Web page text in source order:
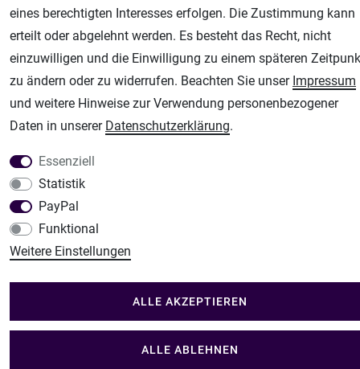
Fachhandel für: Airbrushpistolen, Kompressoren, Airbrushfarben
Modellbau-City
Modellbau Shop
Plotter-City
Schneideplotter, Transferpressen, Siebdruck und Plotterfolien
Im Shop Kaufen
eines berechtigten Interesses erfolgen. Die Zustimmung kann
erteilt oder abgelehnt werden. Es besteht das Recht, nicht
einzuwilligen und die Einwilligung zu einem späteren
zu ändern oder zu widerrufen. Beachten Sie unser Impressum
und weitere Hinweise zur Verwendung personenbezogener
Daten in unserer Daten­schutz­erklärung.
Essenziell
Statistik
PayPal
Funktional
Weitere Einstellungen
ALLE AKZEPTIEREN
ALLE ABLEHNEN